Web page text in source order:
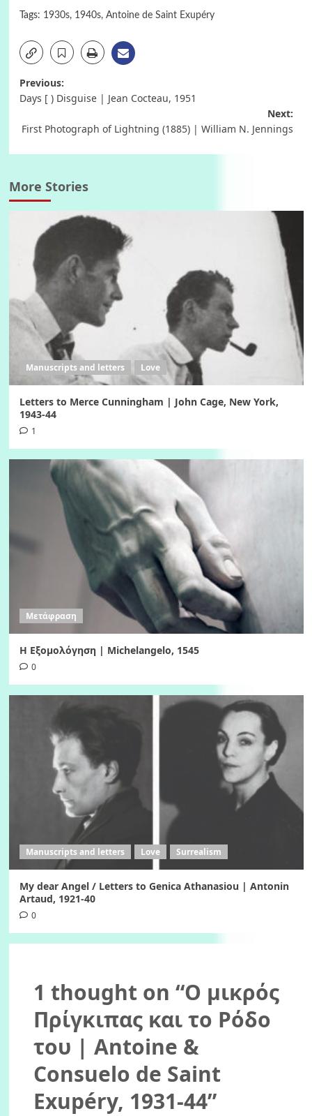
Tags: 1930s, 1940s, Antoine de Saint Exupéry
Post
Previous:
Days [ ) Disguise | Jean Cocteau, 1951
Next:
First Photograph of Lightning (1885) | William N. Jennings
More Stories
Manuscripts and letters Love
Letters to Merce Cunningham | John Cage, New York,
1943-44
1
Μετάφραση
Η Εξομολόγηση | Michelangelo, 1545
0
Manuscripts and letters Love Surrealism
My dear Angel / Letters to Genica Athanasiou | Antonin
Artaud, 1921-40
0
1 thought on “Ο μικρός
Πρίγκιπας και το Ρόδο
του | Antoine &
Consuelo de Saint
Exupéry, 1931-44”